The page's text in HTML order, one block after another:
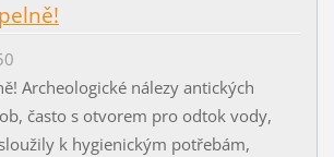
Archeologické nálezy antických
často s otvorem pro odtok vody,
k hygienickým potřebám,